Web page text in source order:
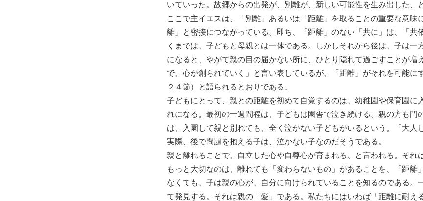
いていった。故郷からの出発が、別離が、新しい可能性を生み出した、
ここで主イエスは、「別離」あるいは「距離」を取ることの重要な意
離」と密接につながっている。即ち、「距離」のない「共に」は、「
くまでは、子どもと母親とは一体である。しかしそれから後は、子は
になると、やがて親の目の届かない所に、ひとり隠れて過ごすことが
で、心が創られていく」と言い表しているが、「距離」がそれを可能
２４節）と語られるとおりである。
子どもにとって、親との距離を初めて自覚するのは、幼稚園や保育園
れになる。最初の一週間程は、子どもは園舎で泣き続ける。親の方も
は、入園して親と別れても、全く泣かない子どもがいるという。「大人
実際、後で問題を抱える子は、泣かない子なのだそうである。
親と離れることで、自立した心や自尊心が育まれる、と言われる。それ
もっと大切なのは、離れても「変わらないもの」があることを、「距離
なくても、子は親の心が、自分に向けられていることを知るのである
て発見する。それは親の「愛」である。私たちにはいわば「距離に耐え